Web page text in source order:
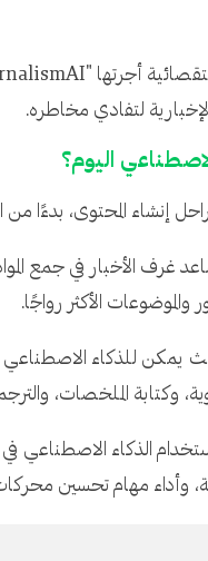
لتفادي مخاطره.
اليوم؟
إنشاء المحتوى، بدءًا من
غرف الأخبار في جمع
الأكثر رواجًا.
حيث يمكن للذكاء
لاستخدام الذكاء
وأداء مهام تحسين